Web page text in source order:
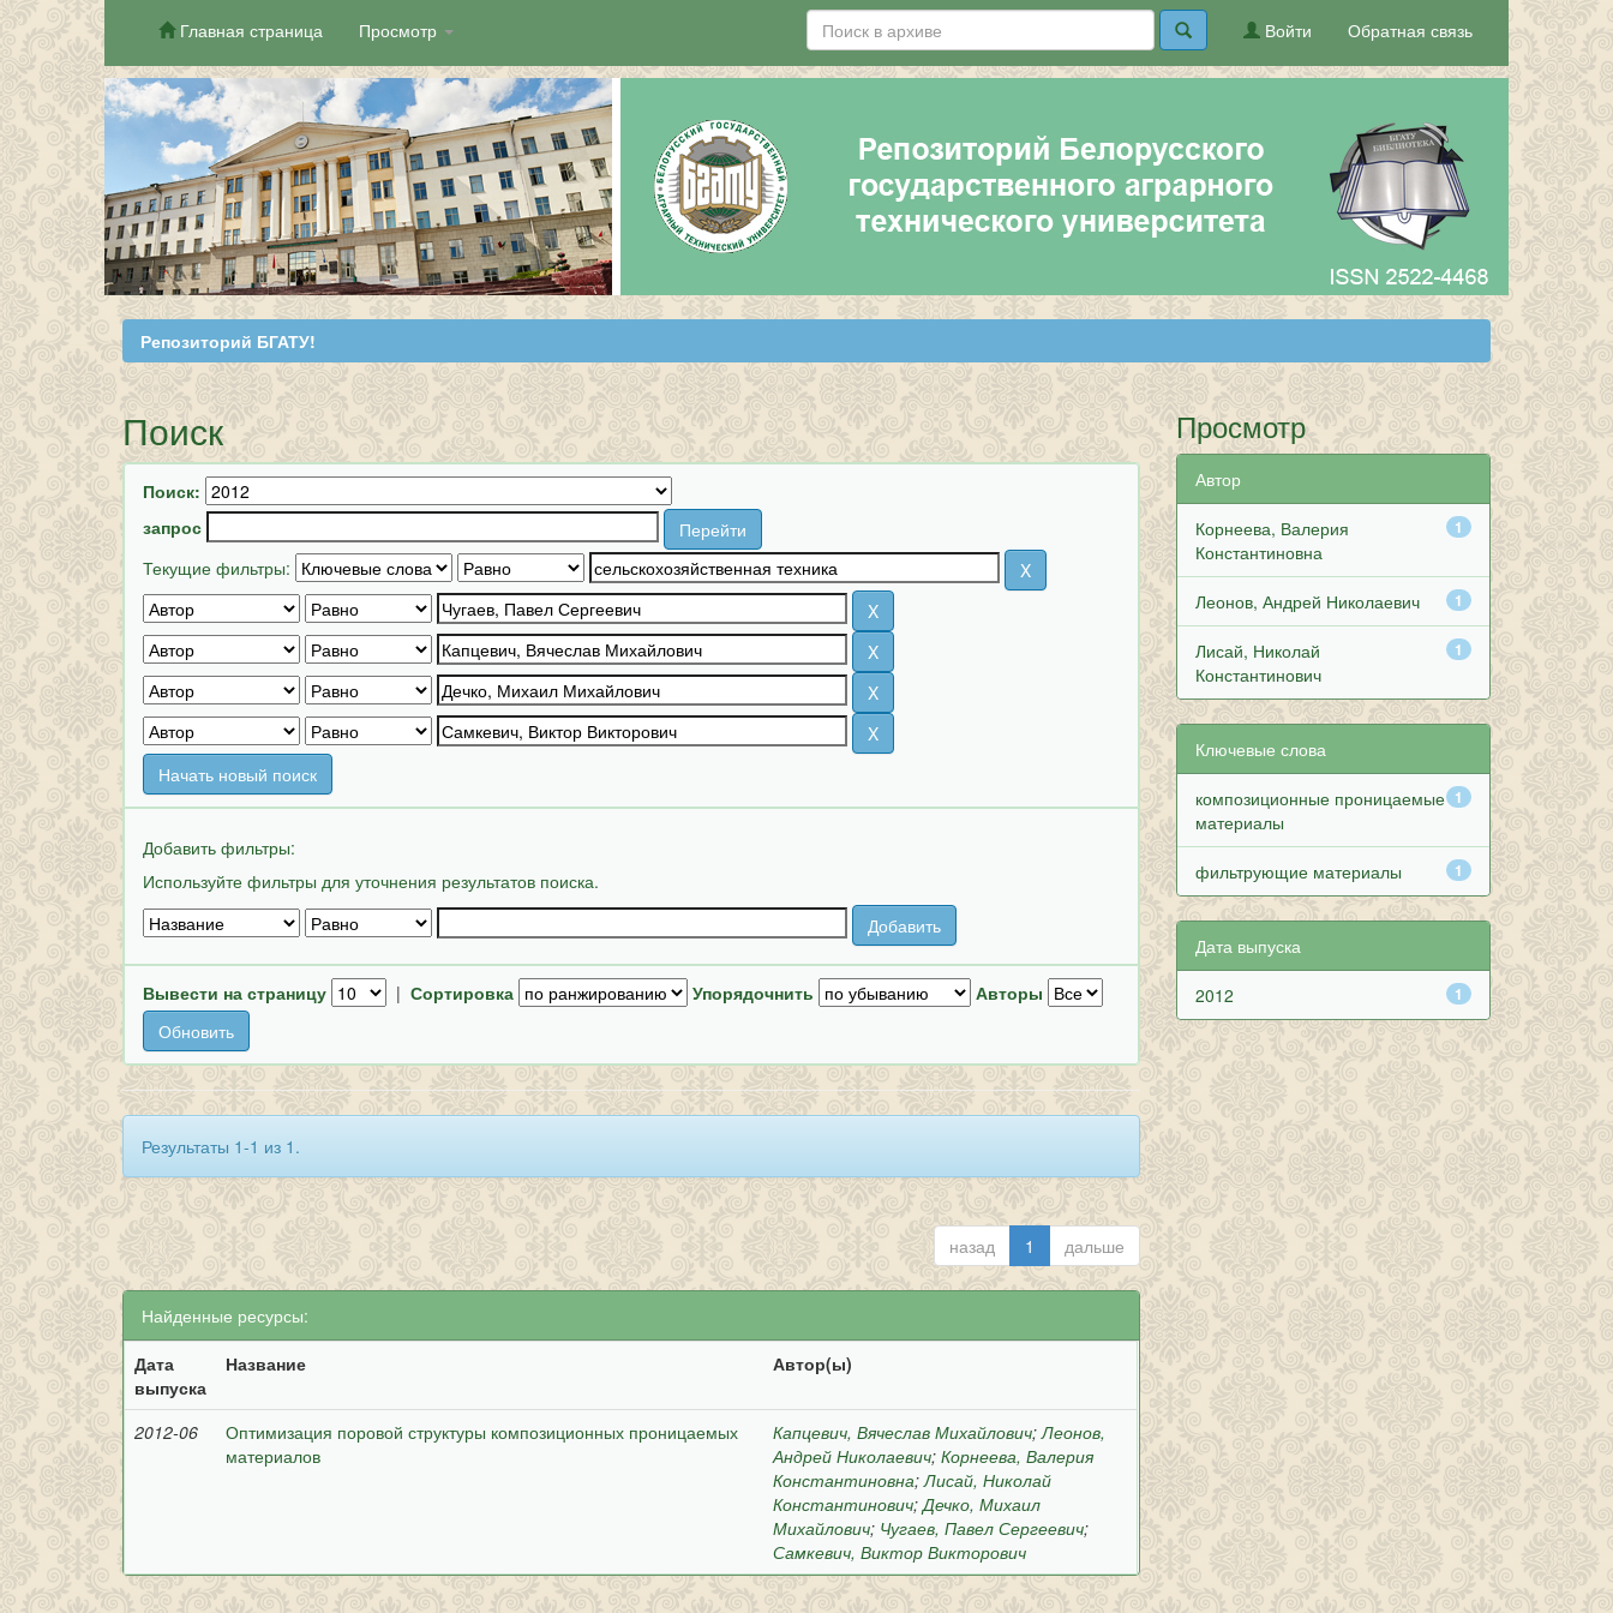
Skip
navigation
Главная страница Просмотр Обратная связь
Войти
Репозиторий БГАТУ!
Поиск
Поиск:
запрос
Текущие фильтры:
Начать новый поиск
Добавить фильтры:
Используйте фильтры для уточнения результатов поиска.
Вывести на страницу | Сортировка Упорядочнить Авторы
Результаты 1-1 из 1.
назад 1 дальше
Найденные ресурсы:
Дата
выпуска
Название Автор(ы)
2012-06
Оптимизация поровой структуры композиционных проницаемых
материалов
Капцевич, Вячеслав Михайлович;Леонов,
Андрей Николаевич;Корнеева, Валерия
Константиновна;Лисай, Николай
Константинович;Дечко, Михаил
Михайлович; Чугаев, Павел Сергеевич;
Самкевич, Виктор Викторович
Просмотр
Автор
1
Корнеева, Валерия
Константиновна
1
Леонов, Андрей Николаевич
1
Лисай, Николай
Константинович
Ключевые слова
1
композиционные проницаемые
материалы
1
фильтрующие материалы
Дата выпуска
1
2012